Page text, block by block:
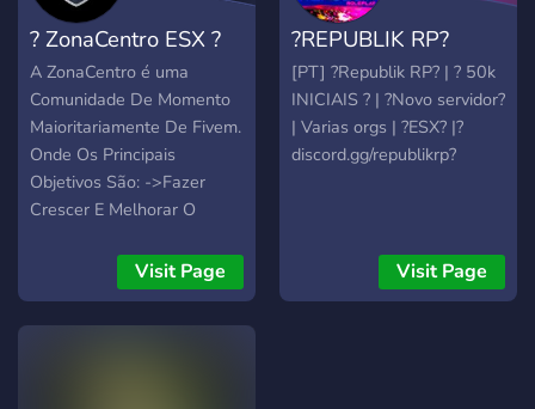
? ZonaCentro ESX ?
A ZonaCentro é uma
Comunidade De Momento
Maioritariamente De Fivem.
Onde Os Principais
Objetivos São: ->Fazer
Crescer E Melhorar O
Geral ->Unir Jogadores
Novatos e experiênciados -
> Criar Algo Único Para
Visit Page
?REPUBLIK RP?
[PT] ?Republik RP? | ? 50k
INICIAIS ? | ?Novo servidor?
| Varias orgs | ?ESX? |?
discord.gg/republikrp?
Visit Page